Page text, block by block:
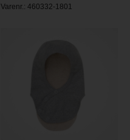
Varenr.:460332-1801